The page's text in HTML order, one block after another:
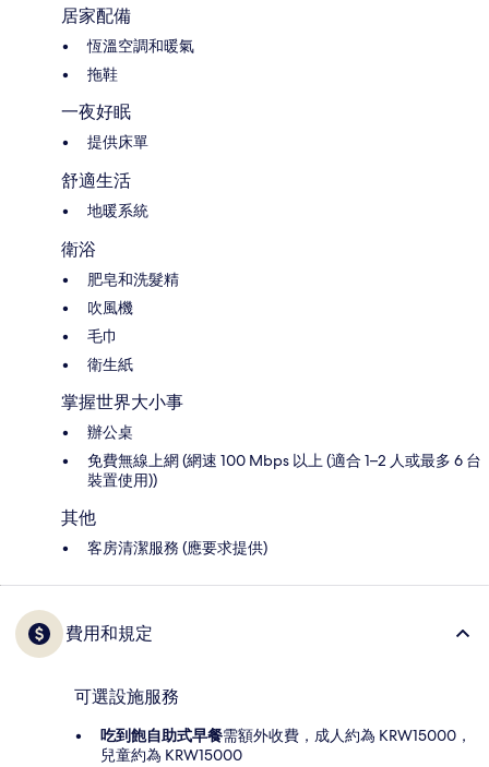
居家配備
恆溫空調和暖氣
拖鞋
一夜好眠
提供床單
舒適生活
地暖系統
衛浴
肥皂和洗髮精
吹風機
毛巾
衛生紙
掌握世界大小事
辦公桌
免費無線上網 (網速 100 Mbps 以上 (適合 1–2 人或最多 6 台
裝置使用))
其他
客房清潔服務 (應要求提供)
費用和規定
可選設施服務
吃到飽自助式早餐需額外收費，成人約為 KRW15000，
兒童約為 KRW15000